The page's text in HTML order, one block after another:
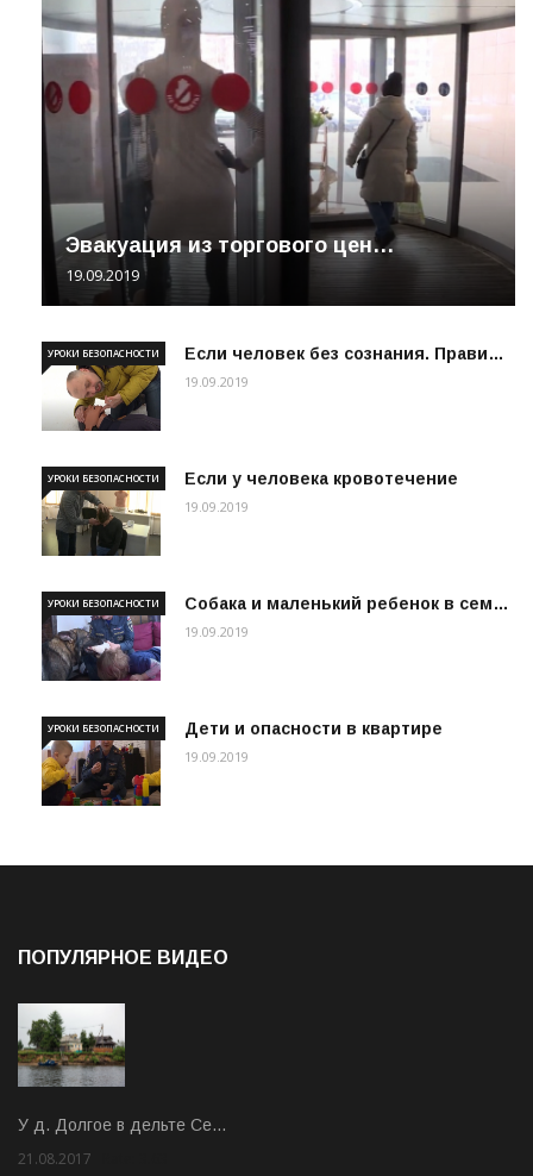
Эвакуация из торгового цен…
19.09.2019
Если человек без сознания. Прави…
УРОКИ БЕЗОПАСНОСТИ
19.09.2019
Если у человека кровотечение
УРОКИ БЕЗОПАСНОСТИ
19.09.2019
Собака и маленький ребенок в сем…
УРОКИ БЕЗОПАСНОСТИ
19.09.2019
Дети и опасности в квартире
УРОКИ БЕЗОПАСНОСТИ
19.09.2019
ПОПУЛЯРНОЕ ВИДЕО
У д. Долгое в дельте Се…
21.08.2017